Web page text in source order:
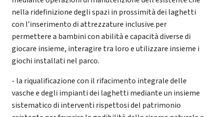
nella ridefinizione degli spazi in prossimità dei laghetti
con l’inserimento di attrezzature inclusive.per
permettere a bambini con abilità e capacità diverse di
giocare insieme, interagire tra loro e utilizzare insieme i
giochi installati nel parco.
- la riqualificazione con il rifacimento integrale delle
vasche e degli impianti dei laghetti mediante un insieme
sistematico di interventi rispettosi del patrimonio